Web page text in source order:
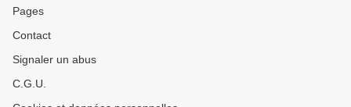
Pages
Contact
Signaler un abus
C.G.U.